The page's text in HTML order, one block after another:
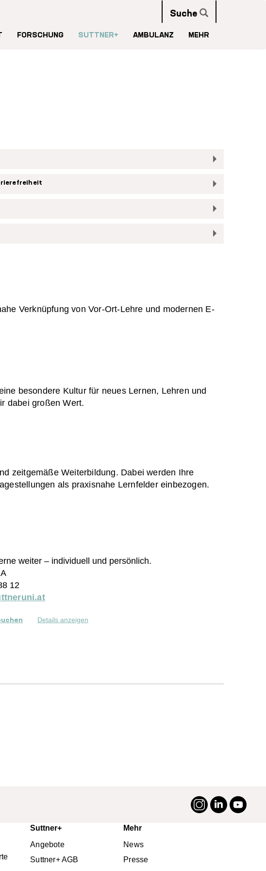
FORSCHUNG SUTTNER+ AMBULANZ MEHR
Suche
Verknüpfung von Vor-Ort-Lehre und modernen E-
besondere Kultur für neues Lernen, Lehren und
dabei großen Wert.
zeitgemäße Weiterbildung. Dabei werden Ihre
als praxisnahe Lernfelder einbezogen.
weiter – individuell und persönlich.
12
Details anzeigen
#suttneruni
Instagram
LinkedIn
Suttner+
Angebote
Suttner+ AGB
Mehr
News
Presse